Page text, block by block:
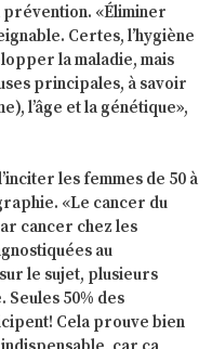
prévention. «Éliminer
Certes, l’hygiène
la maladie, mais
principales, à savoir
l’âge et la génétique»,
les femmes de 50 à
«Le cancer du
cancer chez les
au
le sujet, plusieurs
50% des
Cela prouve bien